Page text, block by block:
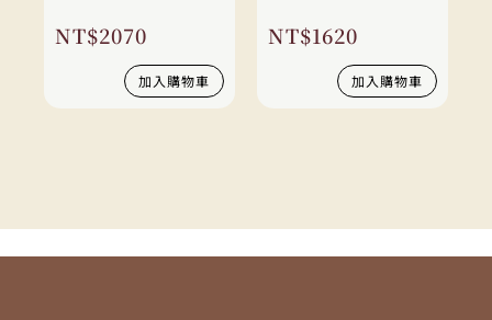
NT$2070
加入購物車
NT$1620
加入購物車